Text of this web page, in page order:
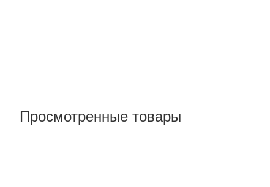
Просмотренные товары